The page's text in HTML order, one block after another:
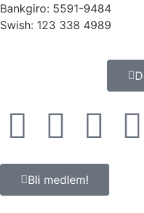
Bankgiro: 5591-9484
Swish: 123 338 4989
Bli medlem!